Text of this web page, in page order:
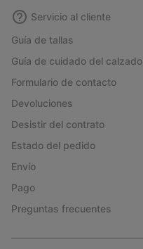
Servicio al cliente
Guía de tallas
Guía de cuidado del calzado
Formulario de contacto
Devoluciones
Desistir del contrato
Estado del pedido
Envío
Pago
Preguntas frecuentes